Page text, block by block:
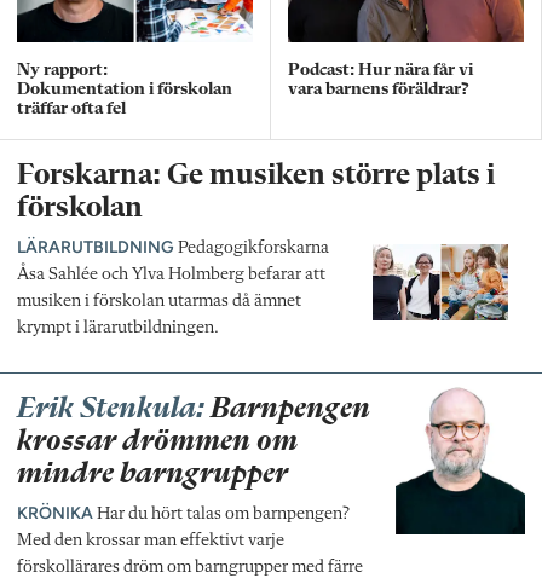
Ny rapport:
Dokumentation i förskolan
träffar ofta fel
Podcast: Hur nära får vi
vara barnens föräldrar?
Forskarna: Ge musiken större plats i
förskolan
LÄRARUTBILDNING Pedagogikforskarna
Åsa Sahlée och Ylva Holmberg befarar att
musiken i förskolan utarmas då ämnet
krympt i lärarutbildningen.
Erik Stenkula:Barnpengen
krossar drömmen om
mindre barngrupper
KRÖNIKA Har du hört talas om barnpengen?
Med den krossar man effektivt varje
förskollärares dröm om barngrupper med färre